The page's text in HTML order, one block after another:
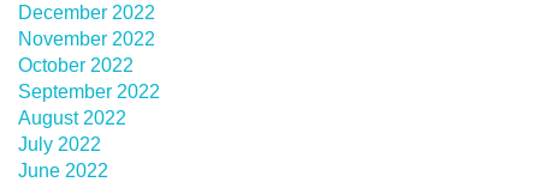
December 2022
November 2022
October 2022
September 2022
August 2022
July 2022
June 2022